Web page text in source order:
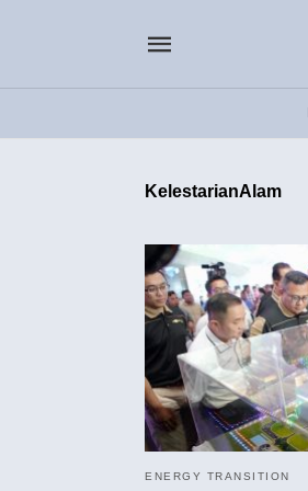
KelestarianAlam
ENERGY TRANSITION